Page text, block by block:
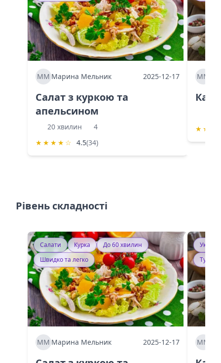
ММ Марина Мельник 2025-12-17
Салат з куркою та
апельсином
20 хвилин
4
★ ★ ★ ★ ☆ 4.5(34)
ММ
★ ★
Рівень складності
Салати Курка
До 60 хвилин
Швидко та легко
ММ Марина Мельник 2025-12-17 ММ